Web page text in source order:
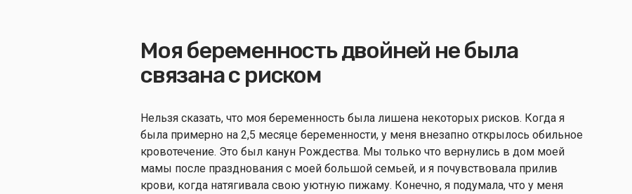
Моя беременность двойней не была
связана с риском
Нельзя сказать, что моя беременность была лишена некоторых рисков. Когда я
была примерно на 2,5 месяце беременности, у меня внезапно открылось обильное
кровотечение. Это был канун Рождества. Мы только что вернулись в дом моей
мамы после празднования с моей большой семьей, и я почувствовала прилив
крови, когда натягивала свою уютную пижаму. Конечно, я подумала, что у меня